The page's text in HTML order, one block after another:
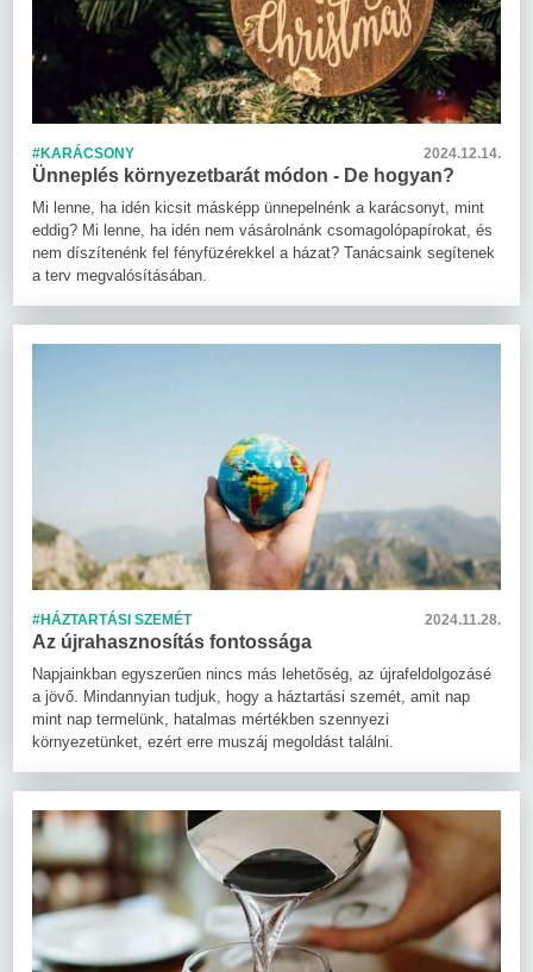
#KARÁCSONY 2024.12.14.
Ünneplés környezetbarát módon - De hogyan?
Mi lenne, ha idén kicsit másképp ünnepelnénk a karácsonyt, mint
eddig? Mi lenne, ha idén nem vásárolnánk csomagolópapírokat, és
nem díszítenénk fel fényfüzérekkel a házat? Tanácsaink segítenek
a terv megvalósításában.
#HÁZTARTÁSI SZEMÉT 2024.11.28.
Az újrahasznosítás fontossága
Napjainkban egyszerűen nincs más lehetőség, az újrafeldolgozásé
a jövő. Mindannyian tudjuk, hogy a háztartási szemét, amit nap
mint nap termelünk, hatalmas mértékben szennyezi
környezetünket, ezért erre muszáj megoldást találni.